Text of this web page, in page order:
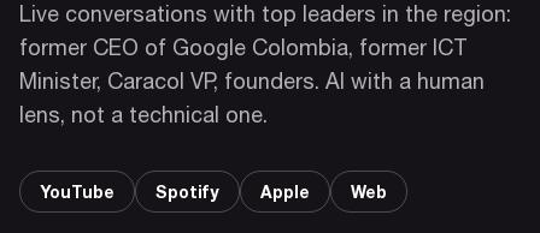
Live conversations with top leaders in the region:
former CEO of Google Colombia, former ICT
Minister, Caracol VP, founders. AI with a human
lens, not a technical one.
YouTube Spotify Apple Web